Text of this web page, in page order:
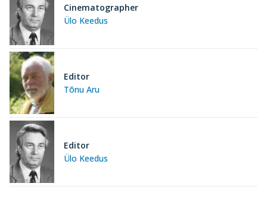
Ülo Keedus
Cinematographer
Tõnu Aru
Editor
Ülo Keedus
Editor